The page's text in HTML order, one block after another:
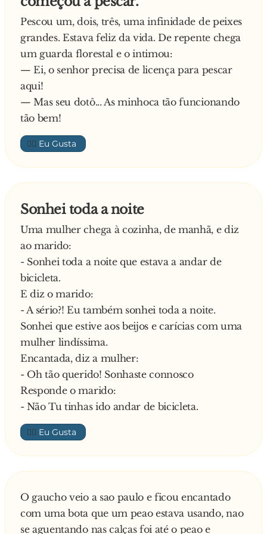
- Ovelha mentir!!
Pescou um, dois, três, uma infinidade de peixes
grandes. Estava feliz da vida. De repente chega
um guarda florestal e o intimou:
— Ei, o senhor precisa de licença para pescar
aqui!
— Mas seu dotô... As minhoca tão funcionando
tão bem!
👍🏼
Sonhei toda a noite
Uma mulher chega à cozinha, de manhã, e diz
ao marido:
- Sonhei toda a noite que estava a andar de
bicicleta.
E diz o marido:
- A sério?! Eu também sonhei toda a noite.
Sonhei que estive aos beijos e carícias com uma
mulher lindíssima.
Encantada, diz a mulher:
- Oh tão querido! Sonhaste connosco
Responde o marido:
- Não Tu tinhas ido andar de bicicleta.
👍🏼
O gaucho veio a sao paulo e ficou encantado
com uma bota que um peao estava usando, nao
se aguentando nas calças foi até o peao e